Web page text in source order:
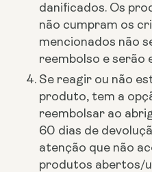
danificados. Os
não cumpram os
mencionados não
reembolso e serão
Se reagir ou não
produto, tem a
reembolsar ao
60 dias de
atenção que não
produtos abertos/